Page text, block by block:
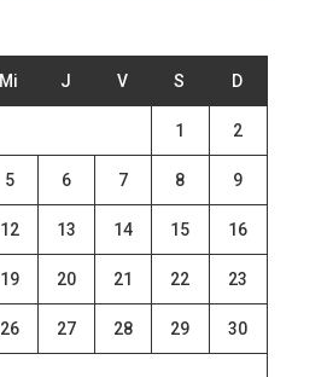
Mi J V S D
1 2
5 6 7 8 9
12 13 14 15 16
19 20 21 22 23
26 27 28 29 30